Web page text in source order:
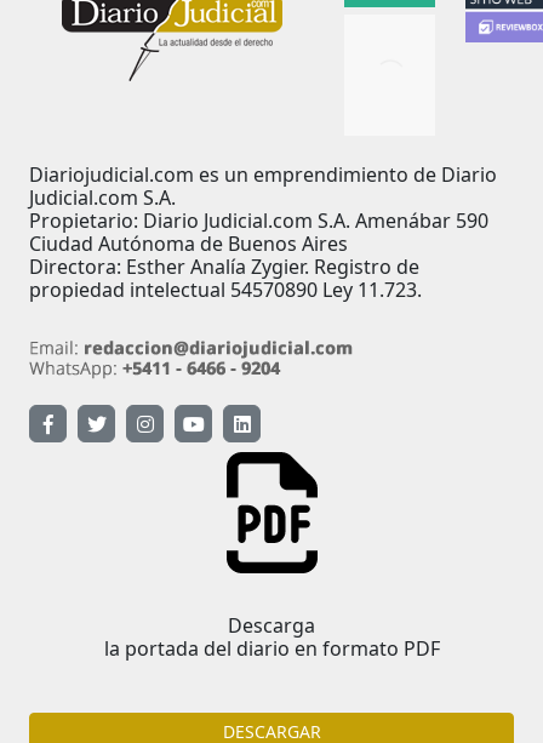
Diariojudicial.com es un emprendimiento de Diario
Judicial.com S.A.
Propietario: Diario Judicial.com S.A. Amenábar 590
Ciudad Autónoma de Buenos Aires
Directora: Esther Analía Zygier. Registro de
propiedad intelectual 54570890 Ley 11.723.
Descarga
la portada del diario en formato PDF
DESCARGAR